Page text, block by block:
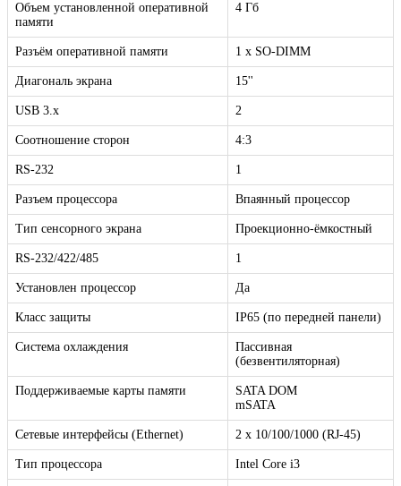
Объем установленной оперативной
памяти
4 Гб
Разъём оперативной памяти 1 x SO-DIMM
Диагональ экрана 15''
USB 3.x 2
Соотношение сторон 4:3
RS-232 1
Разъем процессора Впаянный процессор
Тип сенсорного экрана Проекционно-ёмкостный
RS-232/422/485 1
Установлен процессор Да
Класс защиты IP65 (по передней панели)
Система охлаждения
Пассивная
(безвентиляторная)
Поддерживаемые карты памяти
SATA DOM
mSATA
Сетевые интерфейсы (Ethernet) 2 х 10/100/1000 (RJ-45)
Тип процессора Intel Core i3